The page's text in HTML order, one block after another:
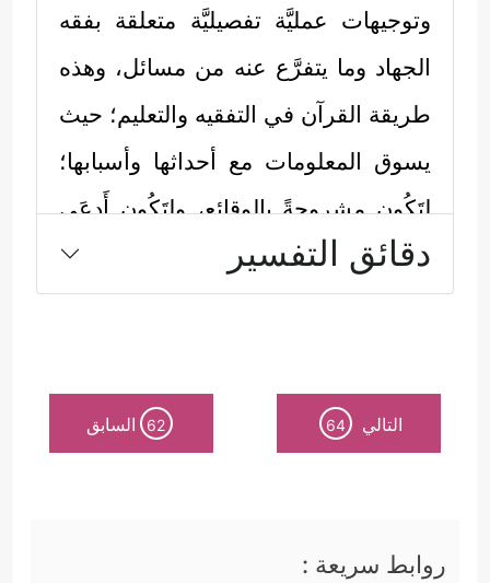
وتوجيهات عمليَّة تفصيليَّة متعلقة بفقه
الجهاد وما يتفرَّع عنه من مسائل، وهذه
طريقة القرآن في التفقيه والتعليم؛ حيث
يسوق المعلومات مع أحداثها وأسبابها؛
لِتَكُون مشروحةً بالوقائع، ولِتَكُون أَدعَى
لرسوخها واستذكارها:
أولًا: حكم العدو المعاهد إذا نقض عهده
مَرَّةࣲ وَهُمۡ لَا یَتَّقُونَ﴿٥٦﴾
فَإِمَّا تَثۡقَفَنَّهُمۡ فِی ٱلۡحَرۡبِ
فَشَرِّدۡ بِهِم مَّنۡ خَلۡفَهُمۡ لَعَلَّهُمۡ یَذَّكَّرُونَ﴾يلاحظ هنا
النقض، ووقوفهم في الميدان مع العدو،
دقائق التفسير
التالي 64
62 السابق
روابط سريعة :